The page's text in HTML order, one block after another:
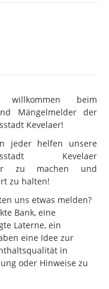
willkommen beim
Mängelmelder der
Kevelaer!
jeder helfen unsere
Kevelaer
zu machen und
zu halten!
uns etwas melden?
Bank, eine
Laterne, ein
eine Idee zur
in
oder Hinweise zu